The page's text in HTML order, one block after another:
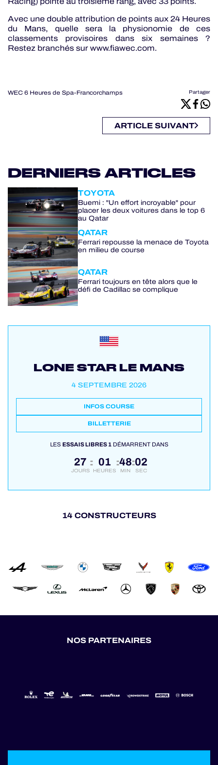
Avec une double attribution de points aux 24 Heures
du Mans, quelle sera la physionomie de ces
classements provisoires dans six semaines ?
Restez branchés sur www.fiawec.com.
WEC 6 Heures de Spa-Francorchamps Partager
ARTICLE SUIVANT
DERNIERS ARTICLES
TOYOTA
Buemi : "Un effort incroyable" pour
placer les deux voitures dans le top 6
au Qatar
QATAR
Ferrari repousse la menace de Toyota
en milieu de course
QATAR
Ferrari toujours en tête alors que le
défi de Cadillac se complique
LONE STAR LE MANS
4 SEPTEMBRE 2026
INFOS COURSE
BILLETTERIE
LESESSAIS LIBRES 1DÉMARRENT DANS
27
JOURS
: 01
HEURES
:48
MIN
:01
SEC
14 CONSTRUCTEURS
NOS PARTENAIRES